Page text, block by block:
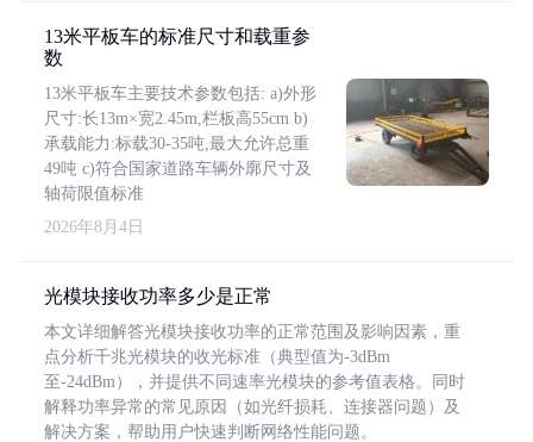
13米平板车的标准尺寸和载重参
数
13米平板车主要技术参数包括: a)外形
尺寸:长13m×宽2.45m,栏板高55cm b)
承载能力:标载30-35吨,最大允许总重
49吨 c)符合国家道路车辆外廓尺寸及
轴荷限值标准
2026年8月4日
光模块接收功率多少是正常
本文详细解答光模块接收功率的正常范围及影响因素，重
点分析千兆光模块的收光标准（典型值为-3dBm
至-24dBm），并提供不同速率光模块的参考值表格。同时
解释功率异常的常见原因（如光纤损耗、连接器问题）及
解决方案，帮助用户快速判断网络性能问题。